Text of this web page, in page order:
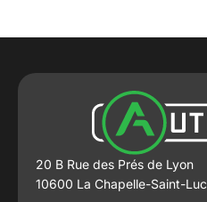
20 B Rue des Prés de Lyon
10600 La Chapelle-Saint-Luc